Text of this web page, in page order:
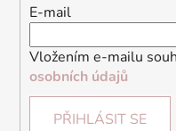
E-mail
Vložením e-mailu
osobních údajů
PŘIHLÁSIT SE